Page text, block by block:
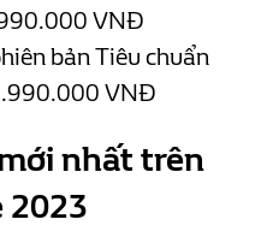
VNĐ
bản Tiêu chuẩn
VNĐ
nhất trên
2023